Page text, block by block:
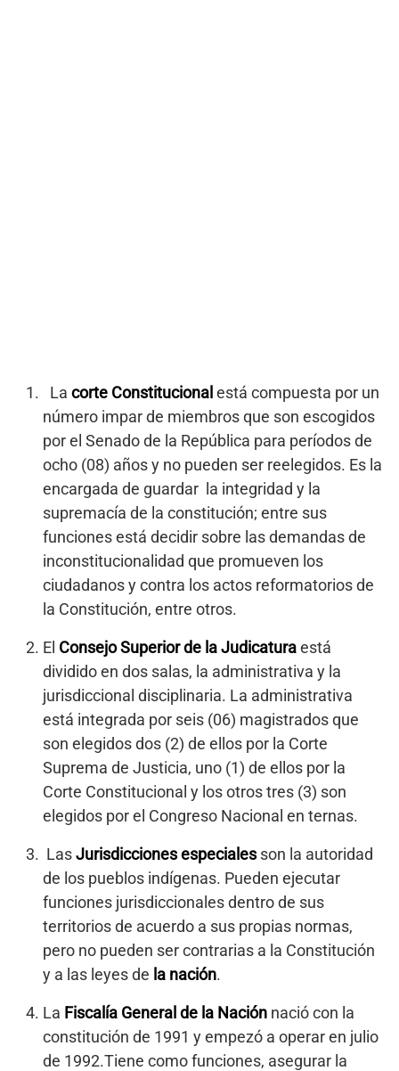
La corte Constitucionalestá compuesta por un
número impar de miembros que son escogidos
por el Senado de la República para períodos de
ocho (08) años y no pueden ser reelegidos. Es la
encargada de guardar la integridad y la
supremacía de la constitución; entre sus
funciones está decidir sobre las demandas de
inconstitucionalidad que promueven los
ciudadanos y contra los actos reformatorios de
la Constitución, entre otros.
El Consejo Superior de la Judicaturaestá
dividido en dos salas, la administrativa y la
jurisdiccional disciplinaria. La administrativa
está integrada por seis (06) magistrados que
son elegidos dos (2) de ellos por la Corte
Suprema de Justicia, uno (1) de ellos por la
Corte Constitucional y los otros tres (3) son
elegidos por el Congreso Nacional en ternas.
LasJurisdicciones especialesson la autoridad
de los pueblos indígenas. Pueden ejecutar
funciones jurisdiccionales dentro de sus
territorios de acuerdo a sus propias normas,
pero no pueden ser contrarias a la Constitución
y a las leyes de la nación.
La Fiscalía General de la Nación nació con la
constitución de 1991 y empezó a operar en julio
de 1992.Tiene como funciones, asegurar la